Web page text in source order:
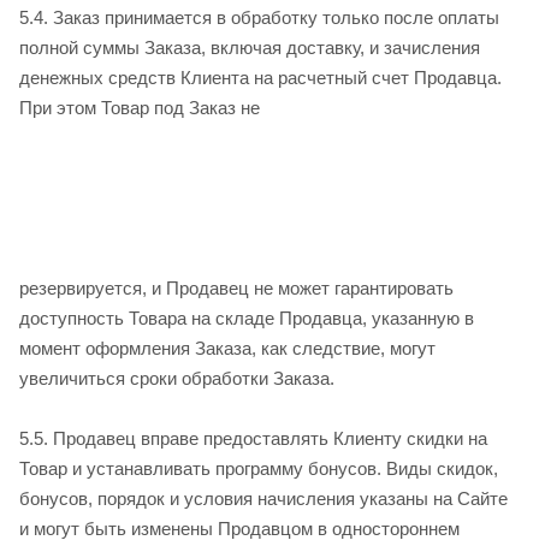
5.4. Заказ принимается в обработку только после оплаты
полной суммы Заказа, включая доставку, и зачисления
денежных средств Клиента на расчетный счет Продавца.
При этом Товар под Заказ не
резервируется, и Продавец не может гарантировать
доступность Товара на складе Продавца, указанную в
момент оформления Заказа, как следствие, могут
увеличиться сроки обработки Заказа.
5.5. Продавец вправе предоставлять Клиенту скидки на
Товар и устанавливать программу бонусов. Виды скидок,
бонусов, порядок и условия начисления указаны на Сайте
и могут быть изменены Продавцом в одностороннем